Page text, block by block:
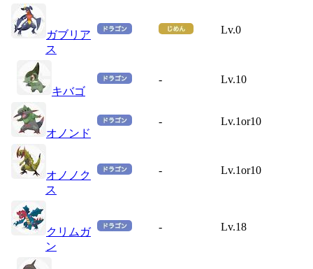
ガブリア
ス
Lv.0
キバゴ
- Lv.10
オノンド
- Lv.1or10
オノノク
ス
- Lv.1or10
クリムガ
ン
- Lv.18